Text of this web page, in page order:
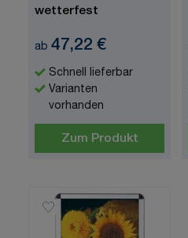
wetterfest
ab 47,22 €
Schnell lieferbar
Varianten
vorhanden
Zum Produkt